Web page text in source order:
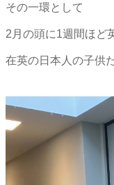
その一環として
2月の頭に1週間ほど
在英の日本人の子供